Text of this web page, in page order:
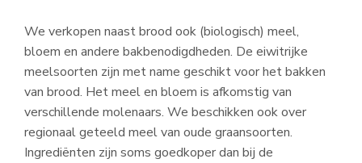
We verkopen naast brood ook (biologisch) meel,
bloem en andere bakbenodigdheden. De eiwitrijke
meelsoorten zijn met name geschikt voor het bakken
van brood. Het meel en bloem is afkomstig van
verschillende molenaars. We beschikken ook over
regionaal geteeld meel van oude graansoorten.
Ingrediënten zijn soms goedkoper dan bij de